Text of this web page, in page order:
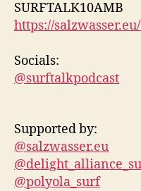
SURFTALK10AMB
https://
Socials:
@surftalkpodcast
Supported by:
@salzwasser.eu
@polyola_surf